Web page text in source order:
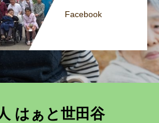
Facebook
はぁと世田谷